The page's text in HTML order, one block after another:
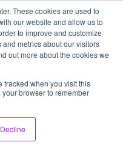
These cookies are used to
our website and allow us to
to improve and customize
metrics about our visitors
out more about the cookies we
tracked when you visit this
browser to remember
Decline
アセンティア・ホールディングス(AssentiaHoldings)
うこと。2年
出来る！？